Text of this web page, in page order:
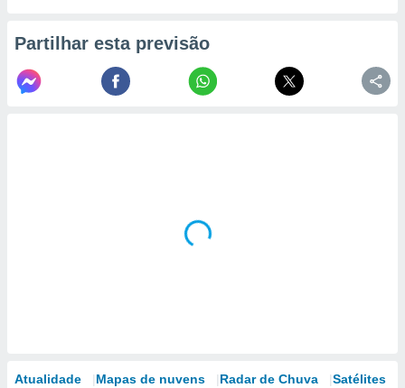
Partilhar esta previsão
Atualidade Mapas de nuvens Radar de Chuva Satélites